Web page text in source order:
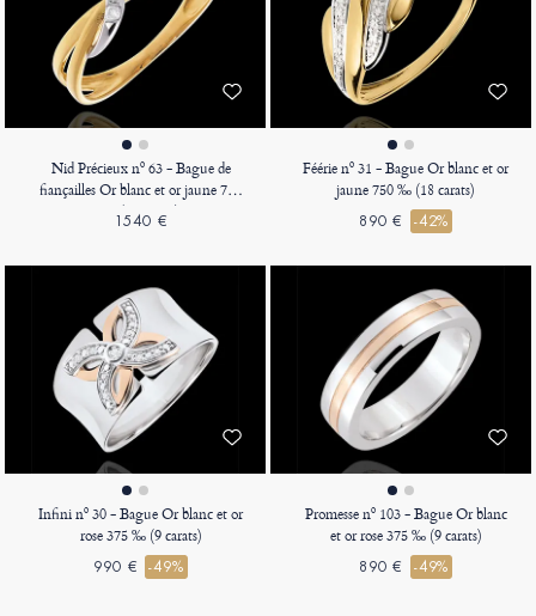
Nid Précieux nº 63 - Bague de
fiançailles Or blanc et or jaune 750
‰ (18 carats)
1540 €
Féérie nº 31 - Bague Or blanc et or
jaune 750 ‰ (18 carats)
890 € -42%
Infini nº 30 - Bague Or blanc et or
rose 375 ‰ (9 carats)
990 € -49%
Promesse nº 103 - Bague Or blanc
et or rose 375 ‰ (9 carats)
890 € -49%